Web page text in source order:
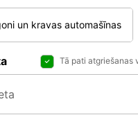
un kravas automašīnas
Tā pati atgriešanas